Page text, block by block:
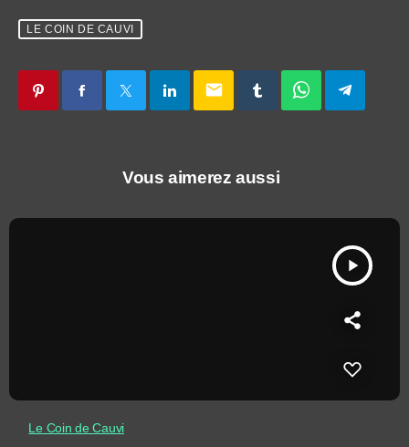
LE COIN DE CAUVI
email
Vous aimerez aussi
play_arrow
Le Coin de Cauvi